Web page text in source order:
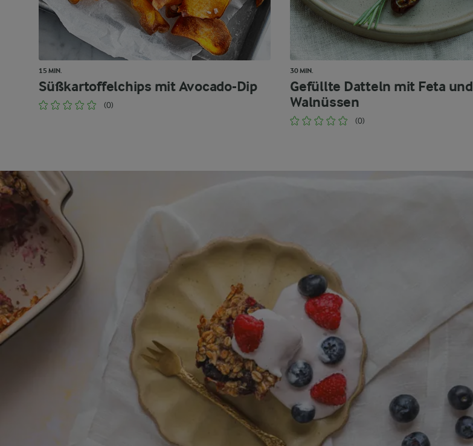
15 MIN.
Süßkartoffelchips mit Avocado-Dip
(0)
30 MIN.
Gefüllte Datteln mit Feta und
Walnüssen
(0)